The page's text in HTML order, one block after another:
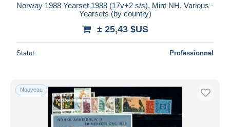
Norway 1988 Yearset 1988 (17v+2 s/s), Mint NH, Various -
Yearsets (by country)
± 25,43 $US
Statut Professionnel
Nouveau